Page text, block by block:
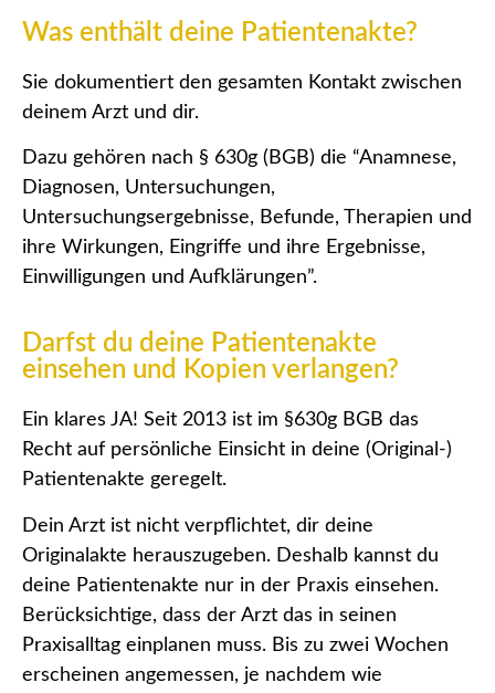
Was enthält deine Patientenakte?
Sie dokumentiert den gesamten Kontakt zwischen
deinem Arzt und dir.
Dazu gehören nach § 630g (BGB) die “Anamnese,
Diagnosen, Untersuchungen,
Untersuchungsergebnisse, Befunde, Therapien und
ihre Wirkungen, Eingriffe und ihre Ergebnisse,
Einwilligungen und Aufklärungen”.
Darfst du deine Patientenakte
einsehen und Kopien verlangen?
Ein klares JA! Seit 2013 ist im §630g BGB das
Recht auf persönliche Einsicht in deine (Original-)
Patientenakte geregelt.
Dein Arzt ist nicht verpflichtet, dir deine
Originalakte herauszugeben. Deshalb kannst du
deine Patientenakte nur in der Praxis einsehen.
Berücksichtige, dass der Arzt das in seinen
Praxisalltag einplanen muss. Bis zu zwei Wochen
erscheinen angemessen, je nachdem wie